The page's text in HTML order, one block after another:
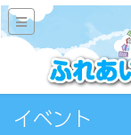
イベント